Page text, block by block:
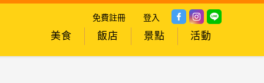
免費註冊 登入
美食 飯店 景點 活動